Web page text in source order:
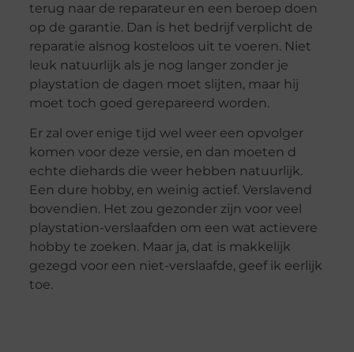
terug naar de reparateur en een beroep doen
op de garantie. Dan is het bedrijf verplicht de
reparatie alsnog kosteloos uit te voeren. Niet
leuk natuurlijk als je nog langer zonder je
playstation de dagen moet slijten, maar hij
moet toch goed gerepareerd worden.
Er zal over enige tijd wel weer een opvolger
komen voor deze versie, en dan moeten d
echte diehards die weer hebben natuurlijk.
Een dure hobby, en weinig actief. Verslavend
bovendien. Het zou gezonder zijn voor veel
playstation-verslaafden om een wat actievere
hobby te zoeken. Maar ja, dat is makkelijk
gezegd voor een niet-verslaafde, geef ik eerlijk
toe.